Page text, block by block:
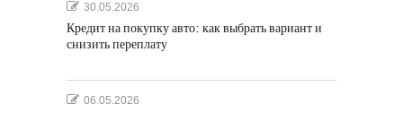
30.05.2026
Кредит на покупку авто: как выбрать вариант и
снизить переплату
06.05.2026